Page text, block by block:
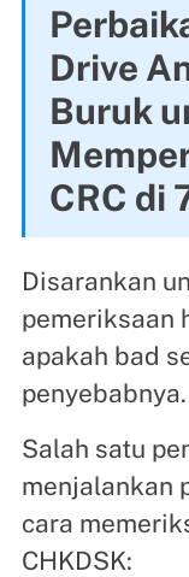
Drive
Buruk
CRC di
Disarankan
pemeriksaan
apakah bad
penyebabnya.
Salah satu
menjalankan
cara
CHKDSK: